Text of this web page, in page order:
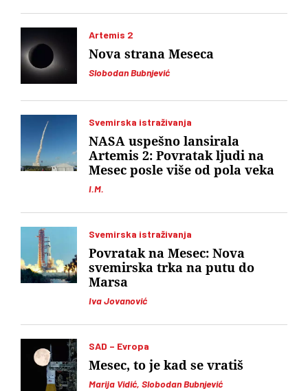
Artemis 2
Slobodan Bubnjević
Nova strana Meseca
Svemirska istraživanja
I.M.
NASA uspešno lansirala
Artemis 2: Povratak ljudi na
Mesec posle više od pola veka
Svemirska istraživanja
Iva Jovanović
Povratak na Mesec: Nova
svemirska trka na putu do
Marsa
SAD – Evropa
Marija Vidić, Slobodan Bubnjević
Mesec, to je kad se vratiš